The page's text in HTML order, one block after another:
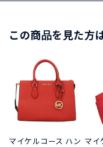
この商品を見た方
マイケルコース ハン マイ